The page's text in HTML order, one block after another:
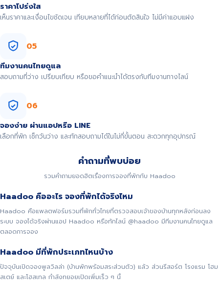
ราคาโปร่งใส
เห็นราคาและเงื่อนไขชัดเจน เทียบหลายที่ได้ก่อนตัดสินใจ ไม่มีค่าแอบแฝง
05
ทีมงานคนไทยดูแล
สอบถามที่ว่าง เปรียบเทียบ หรือขอคำแนะนำได้ตรงกับทีมงานทางไลน์
06
จองง่าย ผ่านแอปหรือ LINE
เลือกที่พัก เช็กวันว่าง และทักสอบถามได้ในไม่กี่ขั้นตอน สะดวกทุกอุปกรณ์
คำถามที่พบบ่อย
รวมคำถามยอดฮิตเรื่องการจองที่พักกับ Haadoo
Haadoo คืออะไร จองที่พักได้จริงไหม
Haadoo คือแพลตฟอร์มรวมที่พักทั่วไทยที่ตรวจสอบเจ้าของบ้านทุกหลังก่อนลง
ระบบ จองได้จริงผ่านแอป Haadoo หรือทักไลน์ @haadoo มีทีมงานคนไทยดูแล
ตลอดการจอง
Haadoo มีที่พักประเภทไหนบ้าง
ปัจจุบันเปิดจองพูลวิลล่า (บ้านพักพร้อมสระส่วนตัว) แล้ว ส่วนรีสอร์ต โรงแรม โฮม
สเตย์ และโฮสเทล กำลังทยอยเปิดเพิ่มเร็ว ๆ นี้